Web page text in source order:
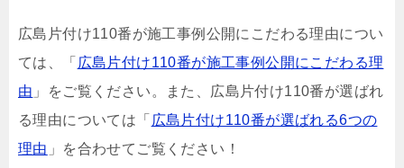
広島片付け110番が施工事例公開にこだわる理由につい
ては、「 広島片付け110番が施工事例公開にこだわる理
由 」をご覧ください。また、広島片付け110番が選ばれ
る理由については「 広島片付け110番が選ばれる6つの
理由 」を合わせてご覧ください！